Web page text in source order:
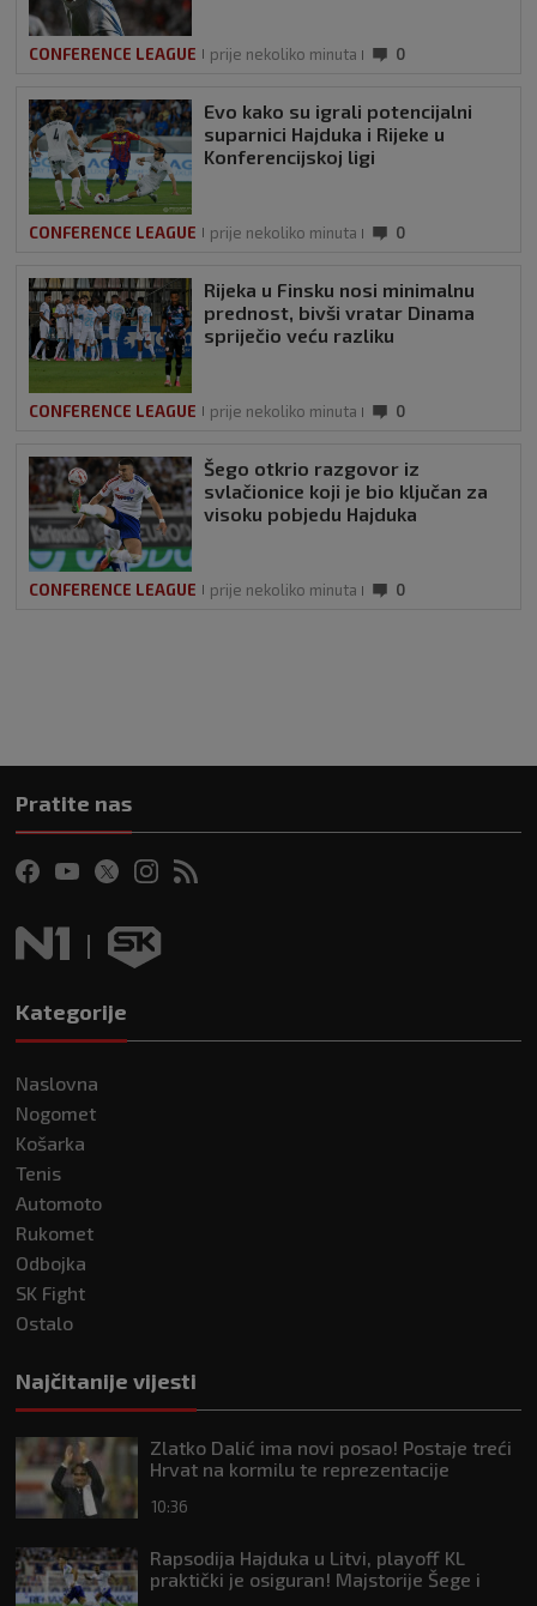
CONFERENCE LEAGUE prije nekoliko minuta 0
Evo kako su igrali potencijalni
suparnici Hajduka i Rijeke u
Konferencijskoj ligi
CONFERENCE LEAGUE prije nekoliko minuta 0
Rijeka u Finsku nosi minimalnu
prednost, bivši vratar Dinama
spriječio veću razliku
CONFERENCE LEAGUE prije nekoliko minuta 0
Šego otkrio razgovor iz
svlačionice koji je bio ključan za
visoku pobjedu Hajduka
CONFERENCE LEAGUE prije nekoliko minuta 0
Pratite nas
Kategorije
Naslovna
Nogomet
Košarka
Tenis
Automoto
Rukomet
Odbojka
SK Fight
Ostalo
Najčitanije vijesti
Zlatko Dalić ima novi posao! Postaje treći
Hrvat na kormilu te reprezentacije
10:36
Rapsodija Hajduka u Litvi, playoff KL
praktički je osiguran! Majstorije Šege i